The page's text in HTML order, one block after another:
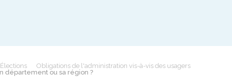
Obligations de l'administration vis-à-vis des usagers
département ou sa région ?